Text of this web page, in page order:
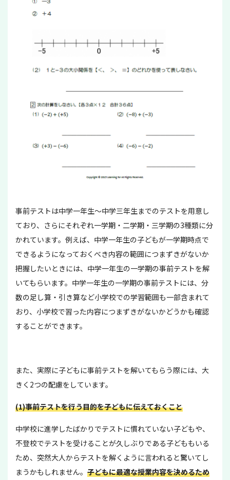
事前テストは中学一年生～中学三年生までのテストを用意し
ており、さらにそれぞれ一学期・二学期・三学期の3種類に分
かれています。例えば、中学一年生の子どもが一学期時点で
できるようになっておくべき内容の範囲につまずきがないか
把握したいときには、中学一年生の一学期の事前テストを解
いてもらいます。中学一年生の一学期の事前テストには、分
数の足し算・引き算など小学校での学習範囲も一部含まれて
おり、小学校で習った内容につまずきがないかどうかも確認
することができます。
また、実際に子どもに事前テストを解いてもらう際には、大
きく2つの配慮をしています。
(1)事前テストを行う目的を子どもに伝えておくこと
中学校に進学したばかりでテストに慣れていない子どもや、
不登校でテストを受けることが久しぶりである子どももいる
ため、突然大人からテストを解くように言われると驚いてし
まうかもしれません。 子どもに最適な授業内容を決めるため